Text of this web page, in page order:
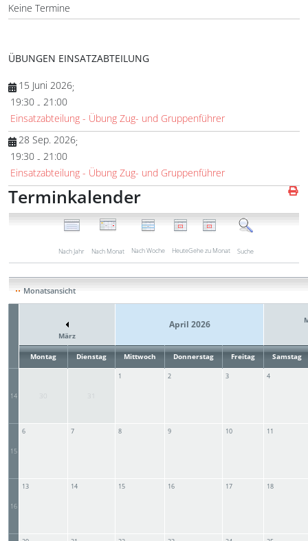
Keine Termine
ÜBUNGEN EINSATZABTEILUNG
15 Juni 2026;
19:30 - 21:00
Einsatzabteilung - Übung Zug- und Gruppenführer
28 Sep. 2026;
19:30 - 21:00
Einsatzabteilung - Übung Zug- und Gruppenführer
Terminkalender
Nach Jahr Nach Monat Nach Woche HeuteGehe zu Monat Suche
Monatsansicht
März
April 2026
Montag Dienstag Mittwoch Donnerstag Freitag Samstag
14
1 2 3 4
15
6 7 8 9 10 11
16
13 14 15 16 17 18